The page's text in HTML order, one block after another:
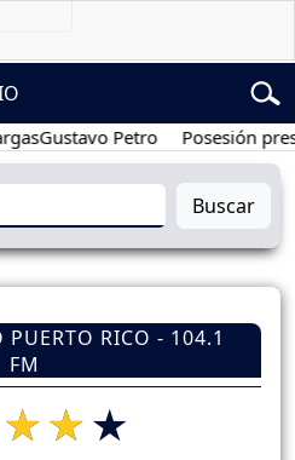
Petro Posesión
Buscar
PUERTO RICO - 104.1
FM